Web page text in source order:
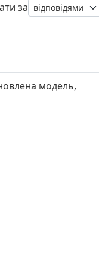
за
модель,